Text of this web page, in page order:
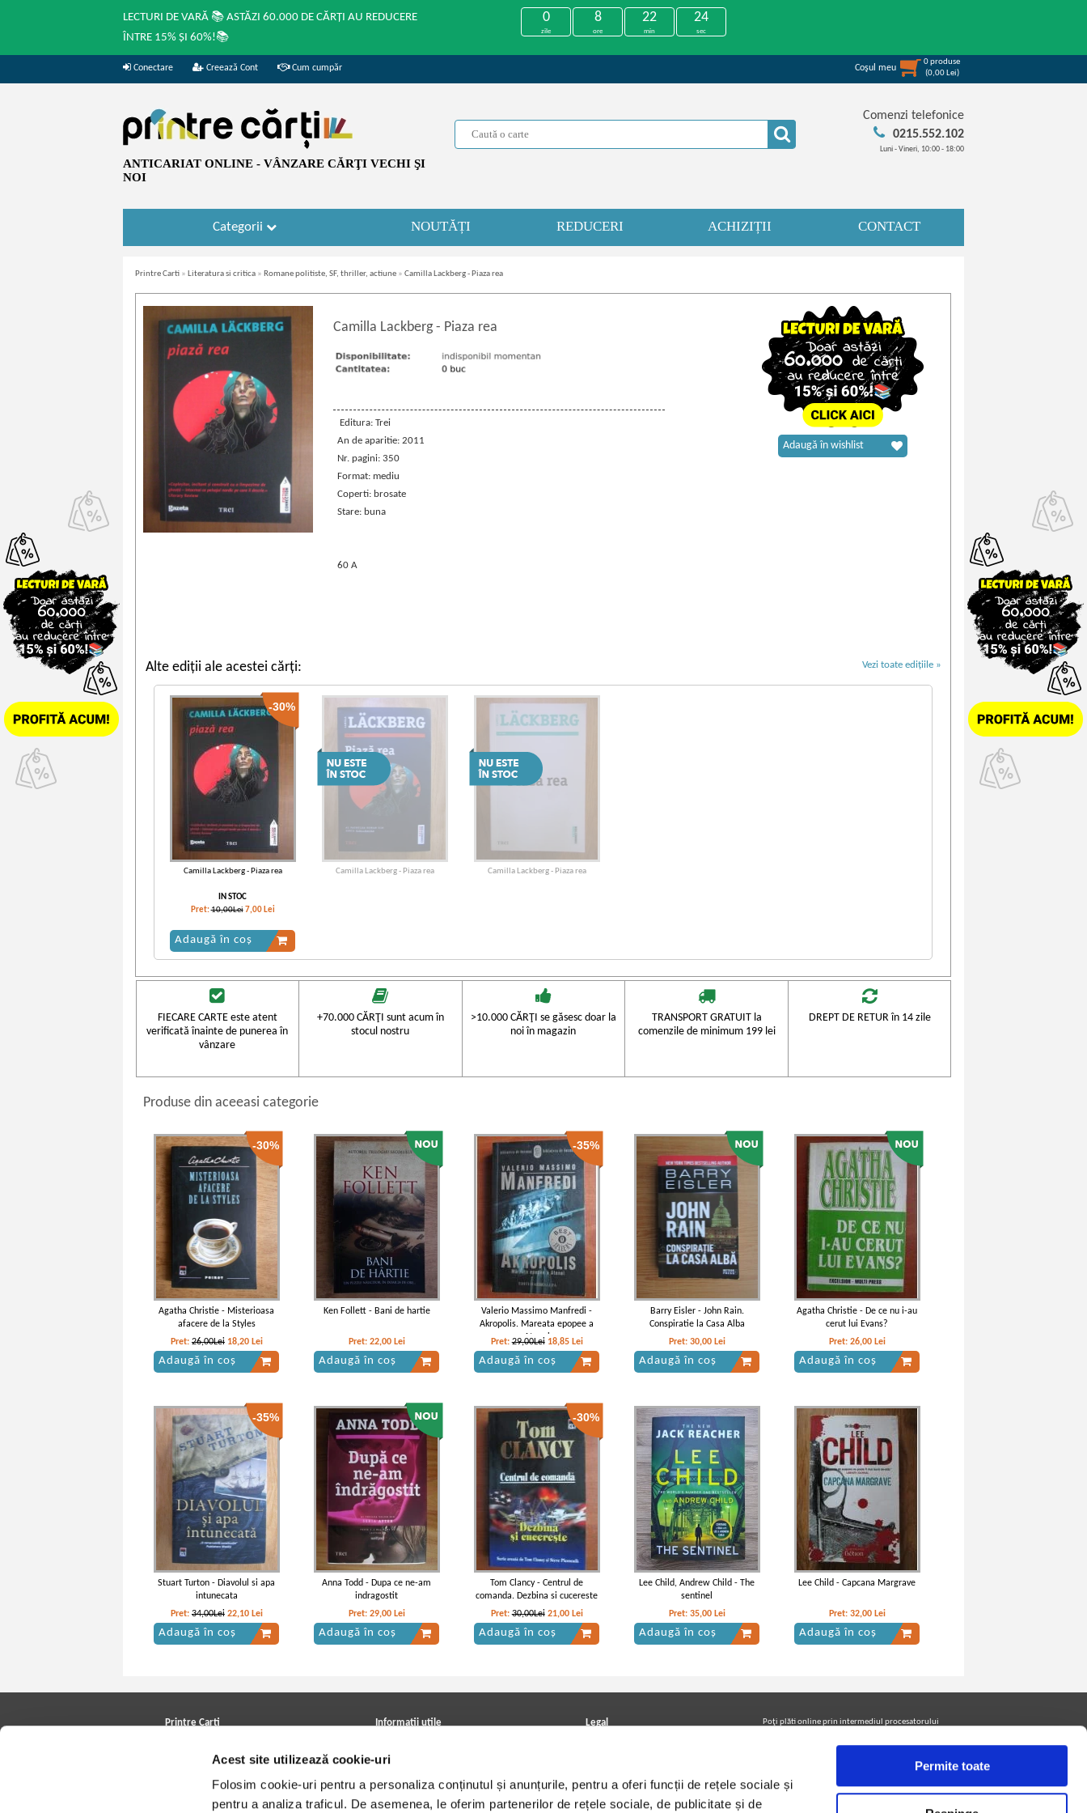
Acest site utilizează cookie-uri
Folosim cookie-uri pentru a personaliza conținutul și anunțurile, pentru a oferi funcții de rețele sociale și
pentru a analiza traficul. De asemenea, le oferim partenerilor de rețele sociale, de publicitate și de
Permite toate
LECTURI DE VARĂ 📚 ASTĂZI 60.000 DE CĂRȚI AU REDUCERE
ÎNTRE 15% ȘI 60%!📚
0
zile
8
ore
22
min
24
sec
Conectare Creează Cont Cum cumpăr Coşul meu
0produse
(0,00 Lei)
ANTICARIAT ONLINE - VÂNZARE CĂRŢI VECHI ŞI
NOI
Comenzi telefonice
0215.552.102
Luni - Vineri, 10:00 - 18:00
Categorii NOUTĂȚI REDUCERI ACHIZIȚII CONTACT
Printre Carti » Literatura si critica » Romane politiste, SF, thriller, actiune » Camilla Lackberg - Piaza rea
Camilla Lackberg- Piaza rea
Editura: Trei
An de aparitie: 2011
Nr. pagini: 350
Format: mediu
Coperti: brosate
Stare: buna
60 A
Adaugă în wishlist
Alte ediții ale acestei cărți: Vezi toate edițiile »
-30%
Camilla Lackberg - Piaza rea
IN STOC
Pret:10,00Lei 7,00 Lei
Adaugă în coș
Camilla Lackberg - Piaza rea Camilla Lackberg - Piaza rea
FIECARE CARTE este atent
verificată înainte de punerea în
vânzare
+70.000 CĂRŢI sunt acum în
stocul nostru
>10.000 CĂRŢI se găsesc doar la
noi în magazin
TRANSPORT GRATUIT la
comenzile de minimum 199 lei
DREPT DE RETUR în 14 zile
Produse din aceeasi categorie
-30%
Agatha Christie - Misterioasa
afacere de la Styles
Pret: 26,00Lei 18,20 Lei
Adaugă în coș
Ken Follett - Bani de hartie
Pret: 22,00 Lei
Adaugă în coș
-35%
Valerio Massimo Manfredi -
Akropolis. Mareata epopee a
Atenei
Pret:29,00Lei 18,85 Lei
Adaugă în coș
Barry Eisler - John Rain.
Conspiratie la Casa Alba
Pret: 30,00 Lei
Adaugă în coș
Agatha Christie - De ce nu i-au
cerut lui Evans?
Pret: 26,00 Lei
Adaugă în coș
-35%
Stuart Turton - Diavolul si apa
intunecata
Pret: 34,00Lei 22,10 Lei
Adaugă în coș
Anna Todd - Dupa ce ne-am
indragostit
Pret: 29,00 Lei
Adaugă în coș
-30%
Tom Clancy - Centrul de
comanda. Dezbina si cucereste
Pret:30,00Lei 21,00 Lei
Adaugă în coș
Lee Child, Andrew Child - The
sentinel
Pret: 35,00 Lei
Adaugă în coș
Lee Child - Capcana Margrave
Pret: 32,00 Lei
Adaugă în coș
Printre Carti Informatii utile
Achizitii viniluri, casete, CD/DVD
Cum cumpar?
Politica de livrare
Legal
Termeni si conditii
Utilizare cookie-uri
Poţi plăti online prin intermediul procesatorului
Urmăreşte-ne pe facebook pentru a fi la curent cu